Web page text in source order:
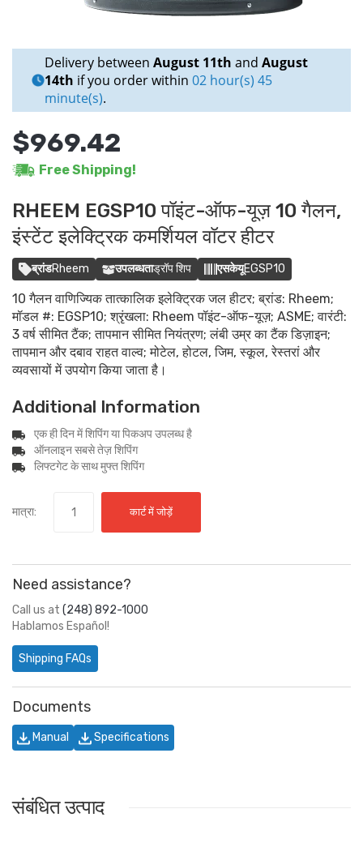
Delivery between August 11th and August
14th if you order within 02 hour(s) 45
minute(s).
$969.42
Free Shipping!
RHEEM EGSP10 पॉइंट-ऑफ-यूज़ 10 गैलन,
इंस्टेंट इलेक्ट्रिक कमर्शियल वॉटर हीटर
ब्रांडRheem उपलब्धताड्रॉप शिप एसकेयूEGSP10
10 गैलन वाणिज्यिक तात्कालिक इलेक्ट्रिक जल हीटर; ब्रांड: Rheem;
मॉडल #: EGSP10; श्रृंखला: Rheem पॉइंट-ऑफ-यूज़; ASME; वारंटी:
3 वर्ष सीमित टैंक; तापमान सीमित नियंत्रण; लंबी उम्र का टैंक डिज़ाइन;
तापमान और दबाव राहत वाल्व; मोटेल, होटल, जिम, स्कूल, रेस्तरां और
व्यवसायों में उपयोग किया जाता है।
Additional Information
एक ही दिन में शिपिंग या पिकअप उपलब्ध है
ऑनलाइन सबसे तेज़ शिपिंग
लिफ्टगेट के साथ मुफ्त शिपिंग
मात्रा: कार्ट में जोड़ें
Need assistance?
Call us at (248) 892-1000
Hablamos Español!
Shipping FAQs
Documents
Manual Specifications
संबंधित उत्पाद